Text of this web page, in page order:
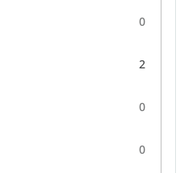
0
2
0
0